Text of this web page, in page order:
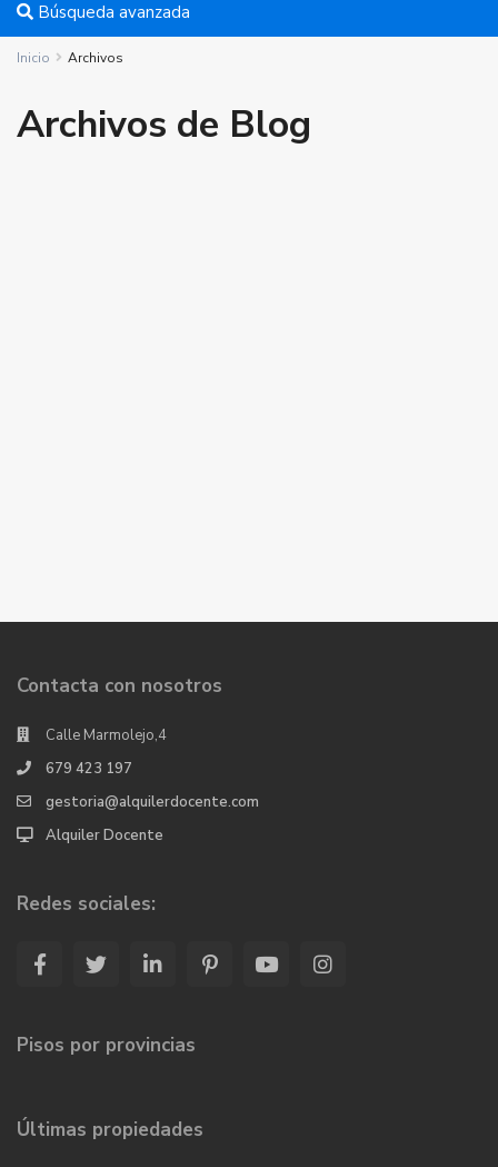
Búsqueda avanzada
Inicio Archivos
Archivos de Blog
Contacta con nosotros
Calle Marmolejo,4
679 423 197
gestoria@alquilerdocente.com
Alquiler Docente
Redes sociales:
Pisos por provincias
Últimas propiedades